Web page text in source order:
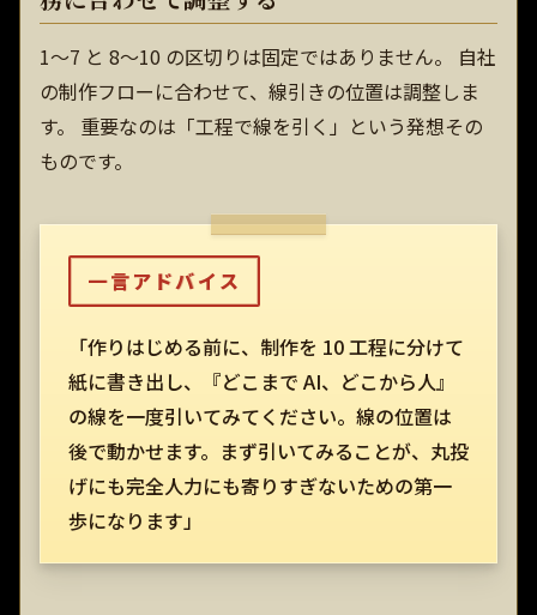
1〜7 と 8〜10 の区切りは固定ではありません。 自社
の制作フローに合わせて、線引きの位置は調整しま
す。 重要なのは「工程で線を引く」という発想その
ものです。
一言アドバイス
「作りはじめる前に、制作を 10 工程に分けて
紙に書き出し、『どこまで AI、どこから人』
の線を一度引いてみてください。線の位置は
後で動かせます。まず引いてみることが、丸投
げにも完全人力にも寄りすぎないための第一
歩になります」